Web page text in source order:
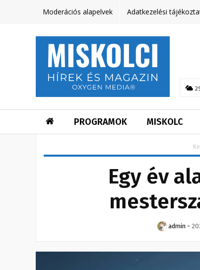
Moderációs alapelvek Adatkezelési
PROGRAMOK MISKOLC
Egy év
admin -